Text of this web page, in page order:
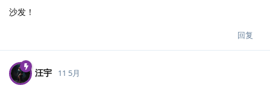
沙发！
回复
汪宇 11 5月